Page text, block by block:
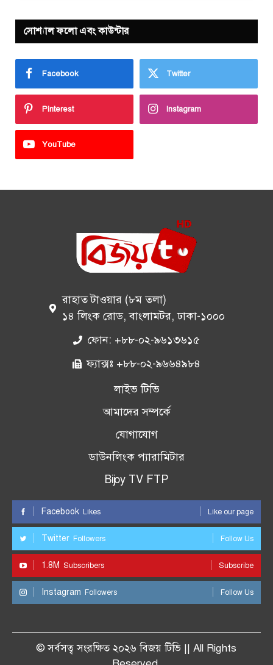
সোশ্যাল ফলো এবং কাউন্টার
Facebook Twitter
Pinterest Instagram
YouTube
রাহাত টাওয়ার (৮ম তলা)
১৪ লিংক রোড, বাংলামটর, ঢাকা-১০০০
ফোন: +৮৮-০২-৯৬১৩৬১৫
ফ্যাক্সঃ +৮৮-০২-৯৬৬৪৯৮৪
লাইভ টিভি
আমাদের সম্পর্কে
যোগাযোগ
ডাউনলিংক প্যারামিটার
Bijoy TV FTP
Facebook Likes Like our page
Twitter Followers Follow Us
1.8M Subscribers Subscribe
Instagram Followers Follow Us
© সর্বসত্ব সংরক্ষিত ২০২৬ বিজয় টিভি || All Rights